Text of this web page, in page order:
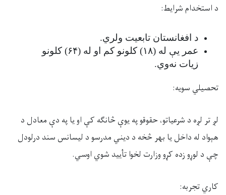
د استخدام شرایط:
د افغانستان تابعیت ولري.
عمر یې له (۱۸) کلونو کم او له (۶۴)
کلونو
زیات نهوي.
تحصیلي سویه:
لږ تر لږه د شرعیاتو، حقوقو په یوې څانګه کې اویاپه دې معادل د
هېواد له داخل یا بهر څخه د دیني مدرسود لیسانس سند درلودل
چې د لوړو زده کړو وزارت لخوا تأیید شوي اوسي.
کاري تجربه: